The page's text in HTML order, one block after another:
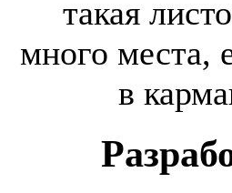
такая
много места,
в